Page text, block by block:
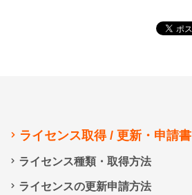
ライセンス取得 / 更新・申請書
ライセンス種類・取得方法
ライセンスの更新申請方法